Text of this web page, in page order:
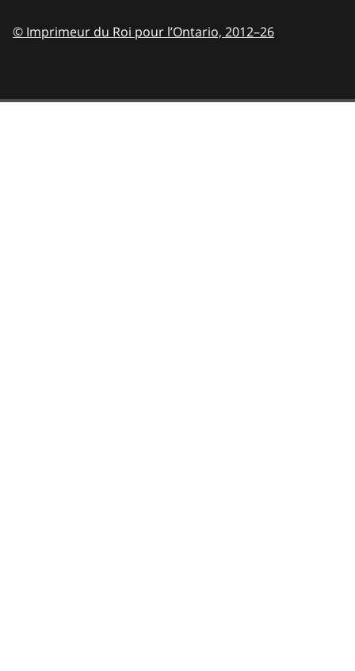
© Imprimeur du Roi pour l’Ontario, 2012–26